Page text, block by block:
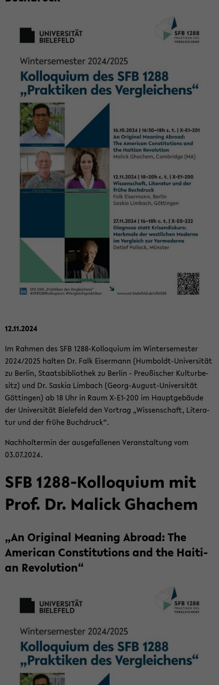
12.11.2024
Im Rah­men des SFB 1288-​Kolloquium im Win­ter­se­mes­ter
2024/2025 hal­ten Dr. Falk Eis­er­mann (Humboldt-​Universität
zu Ber­lin, Staats­bi­blio­thek zu Ber­lin - Preu­ßi­scher Kul­tur­be­
sitz) und Dr. Sas­kia Lim­bach (Georg-​August-Universität
Göt­tin­gen) ab 18 Uhr in Raum X-​E1-200 im Haupt­ge­bäu­de
der Uni­ver­si­tät Bie­le­feld den Vor­trag „Wis­sen­schaft, Li­te­ra­
tur und der frühe Buch­druck“.
Nach­hol­ter­min der aus­ge­fal­le­nen Ver­an­stal­tung vom
03.07.2024.
SFB 1288-​Kolloquium mit
Prof. Dr. Malick Gha­chem
„An Ori­gi­nal Me­a­ning Ab­road: The
Ame­ri­can Con­sti­tu­ti­ons and the Hai­ti­
an Re­vo­lu­ti­on“